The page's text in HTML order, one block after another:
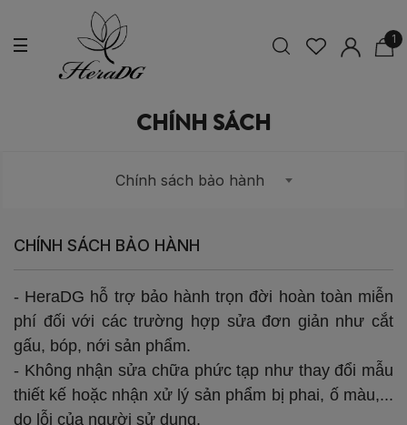
1
CHÍNH SÁCH
Chính sách bảo hành
CHÍNH SÁCH BẢO HÀNH
- HeraDG hỗ trợ bảo hành trọn đời hoàn toàn miễn
phí đối với các trường hợp sửa đơn giản như cắt
gấu, bóp, nới sản phẩm.
- Không nhận sửa chữa phức tạp như thay đổi mẫu
thiết kế hoặc nhận xử lý sản phẩm bị phai, ố màu,...
do lỗi của người sử dụng.